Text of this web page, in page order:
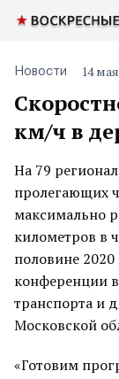
км/ч в
Новости 14
На 79
пролегающих
максимально
километров в
половине
конференции
транспорта и
Московской
«Готовим